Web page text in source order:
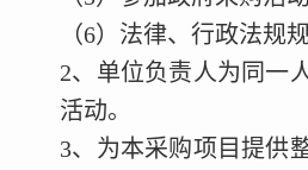
（6）法律、行政法规
2、单位负责人为同一
活动。
3、为本采购项目提供